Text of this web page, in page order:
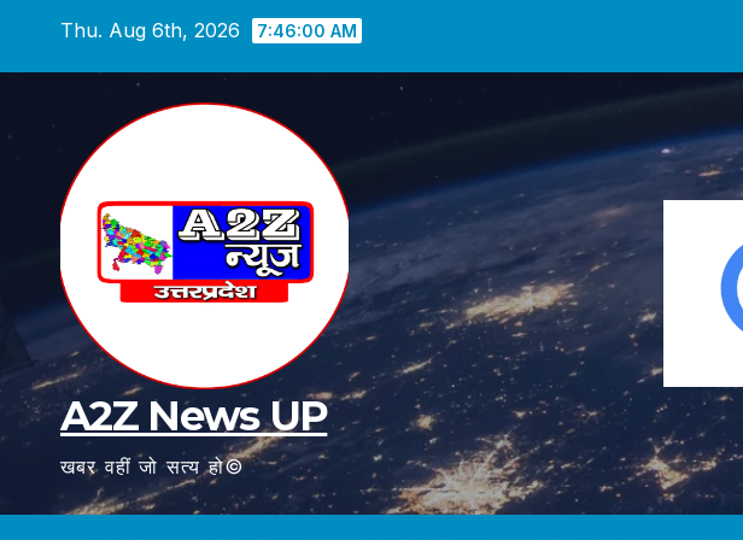
Thu. Aug 6th, 2026 7:46:01 AM
A2Z News UP
खबर वहीं जो सत्य हो©